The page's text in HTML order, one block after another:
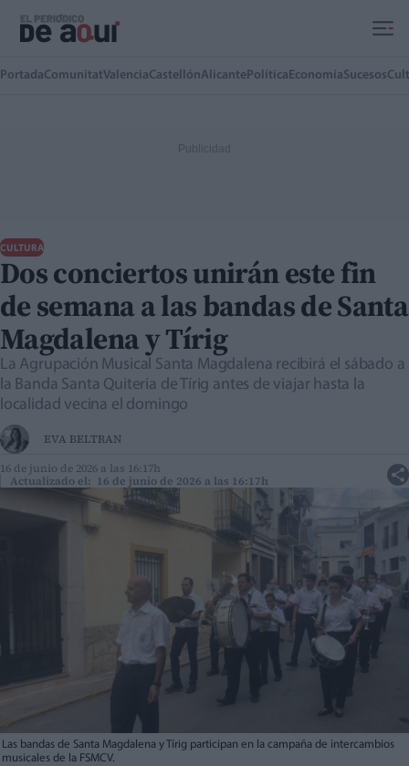
PortadaComunitatValenciaCastellónAlicante Política EconomíaSucesos
CULTURA
Dos conciertos unirán este fin
de semana a las bandas de Santa
Magdalena y Tírig
La Agrupación Musical Santa Magdalena recibirá el sábado a
la Banda Santa Quiteria de Tírig antes de viajar hasta la
localidad vecina el domingo
EVA BELTRAN
16 de junio de 2026 a las 16:17h
Actualizado el: 16 de junio de 2026 a las 16:17h
Las bandas de Santa Magdalena y Tírig participan en la campaña de intercambios
musicales de la FSMCV.